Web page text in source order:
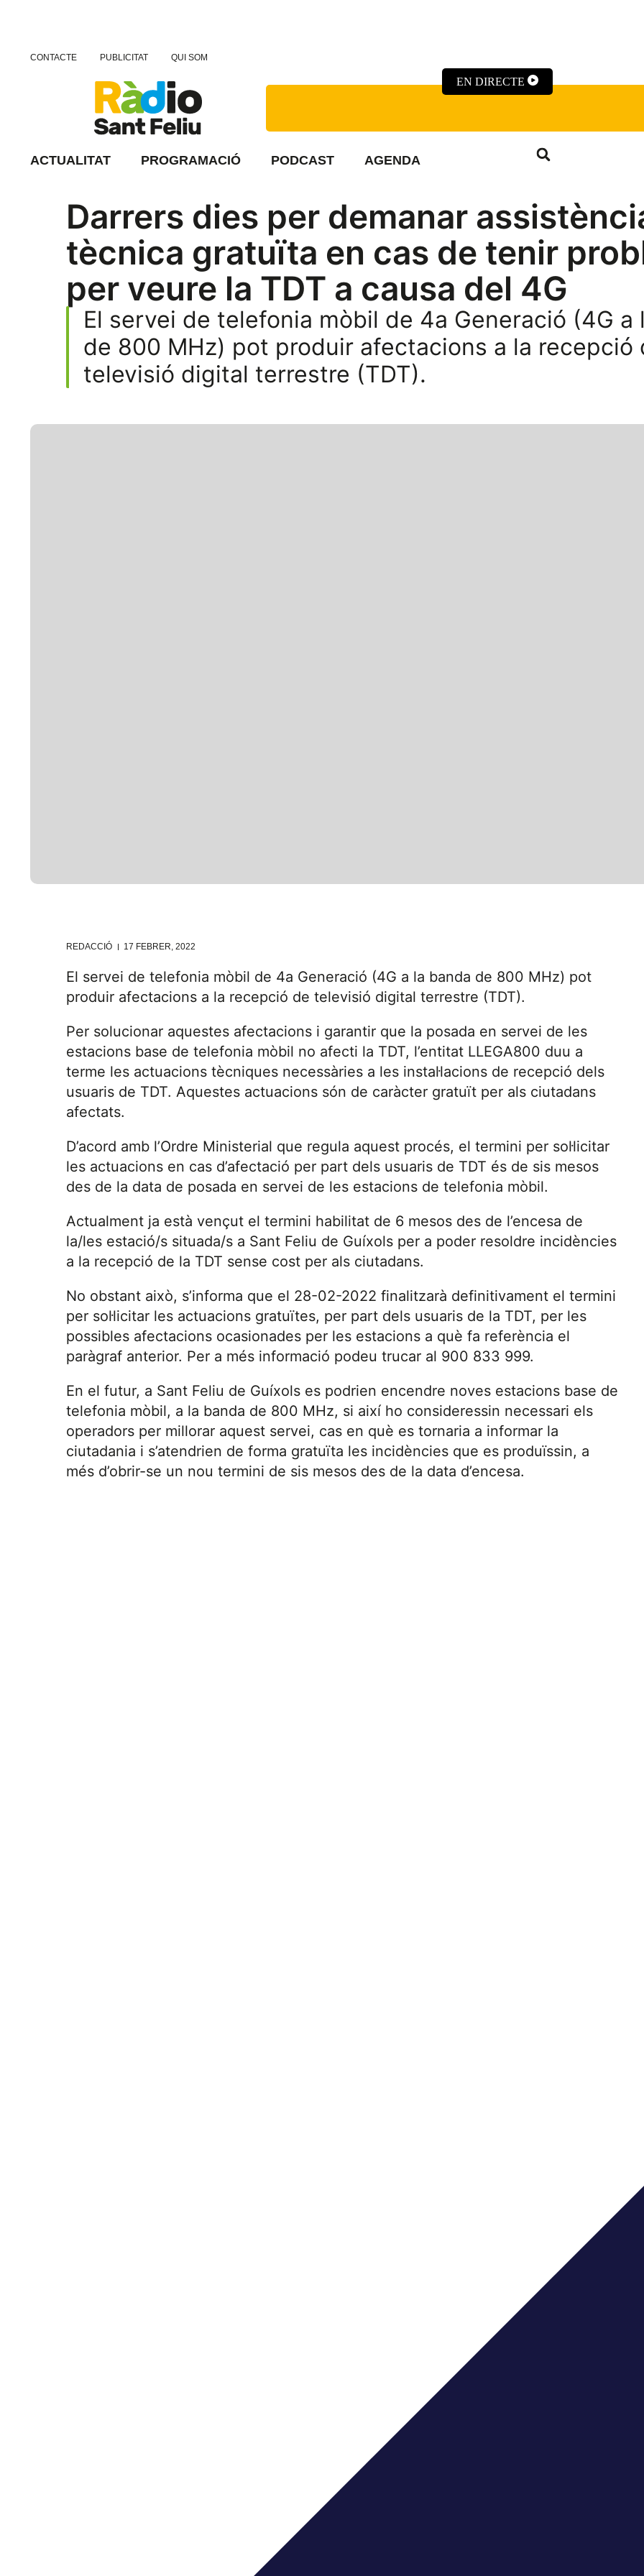
CONTACTE PUBLICITAT QUI SOM
EN DIRECTE
ACTUALITAT PROGRAMACIÓ PODCAST AGENDA
Darrers dies per demanar
tècnica gratuïta en cas de tenir
per veure la TDT a causa del 4G
El servei de telefonia mòbil de 4a Generació (4G a
de 800 MHz) pot produir afectacions a la recepció
televisió digital terrestre (TDT).
REDACCIÓ 17 FEBRER, 2022
El servei de telefonia mòbil de 4a Generació (4G a la banda de 800 MHz) pot
produir afectacions a la recepció de televisió digital terrestre (TDT).
Per solucionar aquestes afectacions i garantir que la posada en servei de les
estacions base de telefonia mòbil no afecti la TDT, l’entitat LLEGA800 duu a
terme les actuacions tècniques necessàries a les instal·lacions de recepció dels
usuaris de TDT. Aquestes actuacions són de caràcter gratuït per als ciutadans
afectats.
D’acord amb l’Ordre Ministerial que regula aquest procés, el termini per sol·licitar
les actuacions en cas d’afectació per part dels usuaris de TDT és de sis mesos
des de la data de posada en servei de les estacions de telefonia mòbil.
Actualment ja està vençut el termini habilitat de 6 mesos des de l’encesa de
la/les estació/s situada/s a Sant Feliu de Guíxols per a poder resoldre incidències
a la recepció de la TDT sense cost per als ciutadans.
No obstant això, s’informa que el 28-02-2022 finalitzarà definitivament el termini
per sol·licitar les actuacions gratuïtes, per part dels usuaris de la TDT, per les
possibles afectacions ocasionades per les estacions a què fa referència el
paràgraf anterior. Per a més informació podeu trucar al 900 833 999.
En el futur, a Sant Feliu de Guíxols es podrien encendre noves estacions base de
telefonia mòbil, a la banda de 800 MHz, si així ho consideressin necessari els
operadors per millorar aquest servei, cas en què es tornaria a informar la
ciutadania i s’atendrien de forma gratuïta les incidències que es produïssin, a
més d’obrir-se un nou termini de sis mesos des de la data d’encesa.